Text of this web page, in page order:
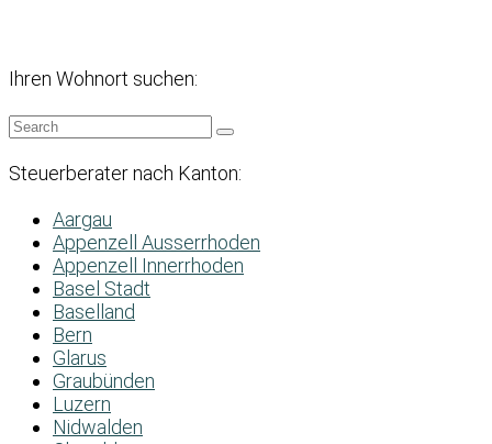
Ihren Wohnort suchen:
Steuerberater nach Kanton:
Aargau
Appenzell Ausserrhoden
Appenzell Innerrhoden
Basel Stadt
Baselland
Bern
Glarus
Graubünden
Luzern
Nidwalden